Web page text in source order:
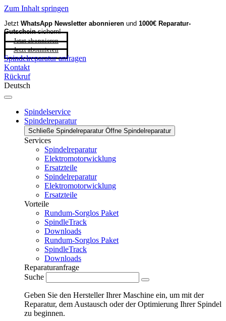
Zum Inhalt springen
Jetzt WhatsApp Newsletter abonnieren und 1000€ Reparatur-
Gutscheinsichern!
Jetzt abonnieren
Jetzt abonnieren
Spindelreparatur anfragen
Kontakt
Rückruf
Deutsch
Spindelservice
Spindelreparatur
Schließe Spindelreparatur Öffne Spindelreparatur
Services
Spindelreparatur
Elektromotorwicklung
Ersatzteile
Spindelreparatur
Elektromotorwicklung
Ersatzteile
Vorteile
Rundum-Sorglos Paket
SpindleTrack
Downloads
Rundum-Sorglos Paket
SpindleTrack
Downloads
Reparaturanfrage
Suche
Geben Sie den Hersteller Ihrer Maschine ein, um mit der
Reparatur, dem Austausch oder der Optimierung Ihrer Spindel
zu beginnen.